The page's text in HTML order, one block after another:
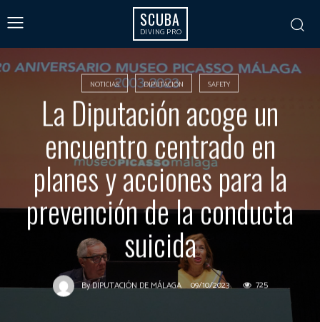
SCUBA
DIVING PRO
NOTICIAS DIPUTACIÓN SAFETY
La Diputación acoge un
encuentro centrado en
planes y acciones para la
prevención de la conducta
suicida
ByDIPUTACIÓN DE MÁLAGA 09/10/2023 725